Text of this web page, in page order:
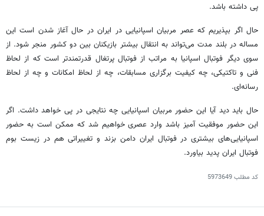
پی داشته باشد.
حال اگر بپذیریم که عصر مربیان اسپانیایی در ایران در حال آغاز شدن است این
مساله در بلند مدت می‌تواند به انتقال بیشتر بازیکنان بین دو کشور منجر شود. از
سوی دیگر فوتبال اسپانیا به مراتب از فوتبال پرتغال قدرتمندتر است که از لحاظ
فنی و تاکتیکی، چه کیفیت برگزاری مسابقات، چه از لحاظ امکانات و چه از لحاظ
رسانه‌ای.
حال باید دید آیا این حضور مربیان اسپانیایی چه نتایجی در پی خواهد داشت. اگر
این حضور موفقیت آمیز باشد وارد عصری خواهیم شد که ممکن است به حضور
اسپانیایی‌های بیشتری در فوتبال ایران دامن بزند و تغییراتی هم در زیست بوم
فوتبال ایران پدید بیاورد.
کد مطلب5973649